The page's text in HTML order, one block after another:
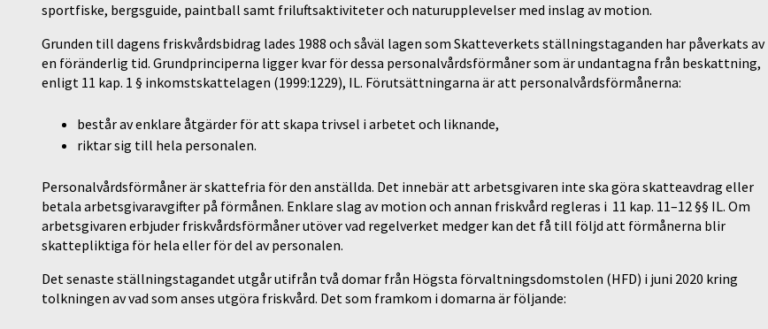
sportfiske, bergsguide, paintball samt friluftsaktiviteter och naturupplevelser med inslag av motion.
Grunden till dagens friskvårdsbidrag lades 1988 och såväl lagen som Skatteverkets ställningstaganden har påverkats av
en föränderlig tid. Grundprinciperna ligger kvar för dessa personalvårdsförmåner som är undantagna från beskattning,
enligt 11 kap. 1 § inkomstskattelagen (1999:1229), IL. Förutsättningarna är att personalvårdsförmånerna:
består av enklare åtgärder för att skapa trivsel i arbetet och liknande,
riktar sig till hela personalen.
Personalvårdsförmåner är skattefria för den anställda. Det innebär att arbetsgivaren inte ska göra skatteavdrag eller
betala arbetsgivaravgifter på förmånen. Enklare slag av motion och annan friskvård regleras i 11 kap. 11–12 §§ IL. Om
arbetsgivaren erbjuder friskvårdsförmåner utöver vad regelverket medger kan det få till följd att förmånerna blir
skattepliktiga för hela eller för del av personalen.
Det senaste ställningstagandet utgår utifrån två domar från Högsta förvaltningsdomstolen (HFD) i juni 2020 kring
tolkningen av vad som anses utgöra friskvård. Det som framkom i domarna är följande: